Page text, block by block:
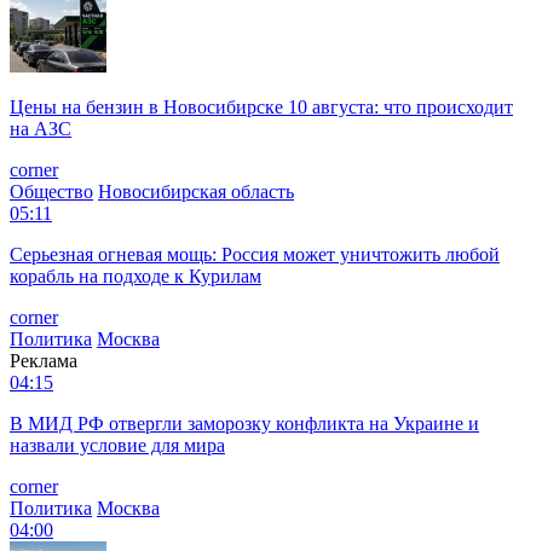
Цены на бензин в Новосибирске 10 августа: что происходит
на АЗС
corner
Общество Новосибирская область
05:11
Серьезная огневая мощь: Россия может уничтожить любой
корабль на подходе к Курилам
corner
Политика Москва
Реклама
04:15
В МИД РФ отвергли заморозку конфликта на Украине и
назвали условие для мира
corner
Политика Москва
04:00